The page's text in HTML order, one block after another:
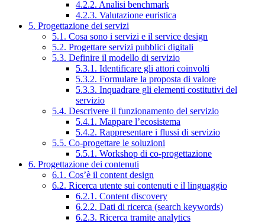
4.2.2. Analisi benchmark
4.2.3. Valutazione euristica
5. Progettazione dei servizi
5.1. Cosa sono i servizi e il service design
5.2. Progettare servizi pubblici digitali
5.3. Definire il modello di servizio
5.3.1. Identificare gli attori coinvolti
5.3.2. Formulare la proposta di valore
5.3.3. Inquadrare gli elementi costitutivi del
servizio
5.4. Descrivere il funzionamento del servizio
5.4.1. Mappare l’ecosistema
5.4.2. Rappresentare i flussi di servizio
5.5. Co-progettare le soluzioni
5.5.1. Workshop di co-progettazione
6. Progettazione dei contenuti
6.1. Cos’è il content design
6.2. Ricerca utente sui contenuti e il linguaggio
6.2.1. Content discovery
6.2.2. Dati di ricerca (search keywords)
6.2.3. Ricerca tramite analytics